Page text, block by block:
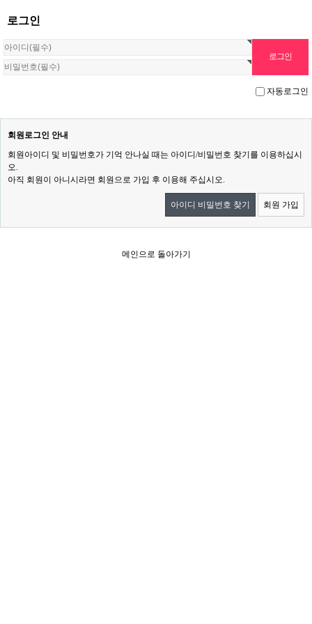
로그인
자동로그인
회원로그인 안내
회원아이디 및 비밀번호가 기억 안나실 때는 아이디/비밀번호 찾기를 이용하십시
오.
아직 회원이 아니시라면 회원으로 가입 후 이용해 주십시오.
아이디 비밀번호 찾기 회원 가입
메인으로 돌아가기